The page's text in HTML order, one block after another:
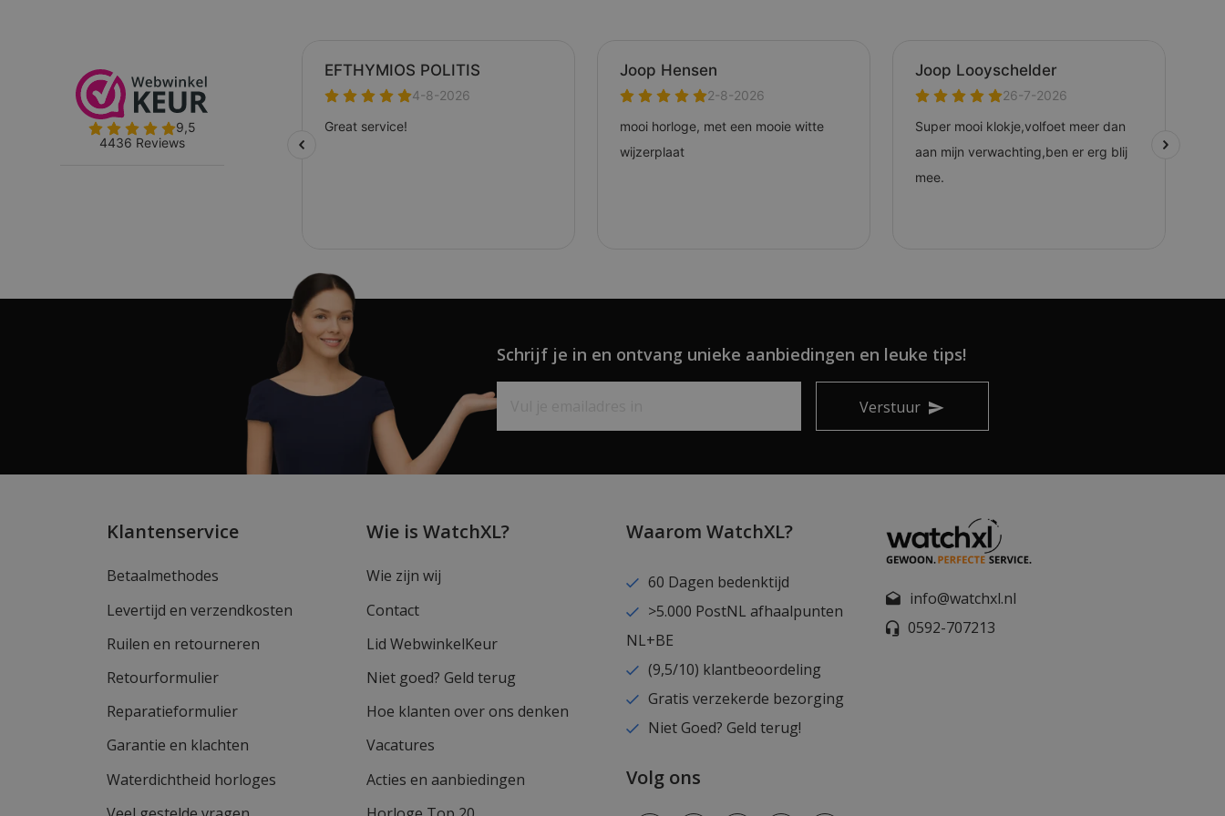
Schrijf je in en ontvang unieke aanbiedingen en leuke tips!
Verstuur
Klantenservice
Betaalmethodes
Levertijd en verzendkosten
Ruilen en retourneren
Retourformulier
Reparatieformulier
Garantie en klachten
Waterdichtheid horloges
Wie is WatchXL?
Wie zijn wij
Contact
Lid WebwinkelKeur
Niet goed? Geld terug
Hoe klanten over ons denken
Vacatures
Acties en aanbiedingen
Waarom WatchXL?
60 Dagen bedenktijd
>5.000 PostNL afhaalpunten
NL+BE
(9,5/10) klantbeoordeling
Gratis verzekerde bezorging
Niet Goed? Geld terug!
Volg ons
info@watchxl.nl
0592-707213